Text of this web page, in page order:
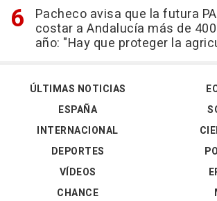
Pacheco avisa que la futura
costar a Andalucía más de
año: "Hay que proteger la
ÚLTIMAS NOTICIAS
ESPAÑA
INTERNACIONAL
DEPORTES
VÍDEOS
CHANCE